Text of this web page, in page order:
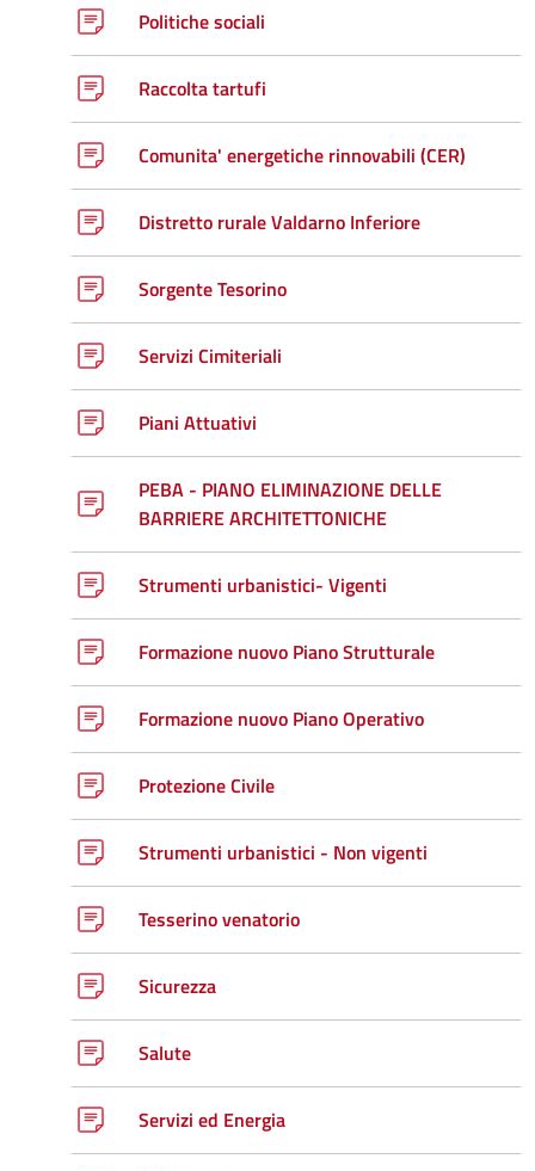
Politiche sociali
Raccolta tartufi
Comunita' energetiche rinnovabili (CER)
Distretto rurale Valdarno Inferiore
Sorgente Tesorino
Servizi Cimiteriali
Piani Attuativi
PEBA - PIANO ELIMINAZIONE DELLE
BARRIERE ARCHITETTONICHE
Strumenti urbanistici- Vigenti
Formazione nuovo Piano Strutturale
Formazione nuovo Piano Operativo
Protezione Civile
Strumenti urbanistici - Non vigenti
Tesserino venatorio
Sicurezza
Salute
Servizi ed Energia